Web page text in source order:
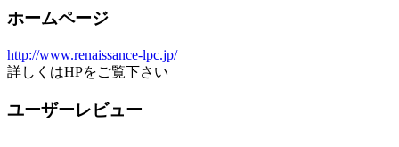
ホームページ
http://www.renaissance-lpc.jp/
詳しくはHPをご覧下さい
ユーザーレビュー